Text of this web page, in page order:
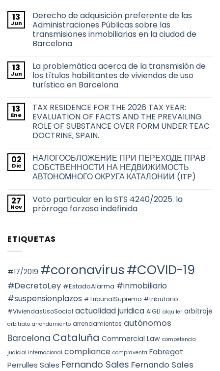
13
Jun
Derecho de adquisición preferente de las
Administraciones Públicas sobre las
transmisiones inmobiliarias en la ciudad de
Barcelona
comentarios
en
Derecho
de
de
las
Administraciones
Públicas
sobre
las
en
la
ciudad
de
Barcelona
13
Jun
La problemática acerca de la transmisión de
los títulos habilitantes de viviendas de uso
turístico en Barcelona
comentarios
en
La
problemática
acerca
de
de
los
títulos
habilitantes
de
uso
turístico
en
13
Ene
TAX RESIDENCE FOR THE 2026 TAX YEAR:
EVALUATION OF FACTS AND THE PREVAILING
ROLE OF SUBSTANCE OVER FORM UNDER TEAC
DOCTRINE, SPAIN.
comentarios
en
TAX
RESIDENCE
2026
TAX
YEAR:
EVALUATION
THE
SUBSTANCE
OVER
UNDER
DOCTRINE,
02
Dic
НАЛОГООБЛОЖЕНИЕ ПРИ ПЕРЕХОДЕ ПРАВ
СОБСТВЕННОСТИ НА НЕДВИЖИМОСТЬ
АВТОНОМНОГО ОКРУГА КАТАЛОНИИ (ITP)
comentarios
en
НАЛОГООБЛОЖЕНИЕ
СОБСТВЕННОСТИ
НА
КАТАЛОНИИ
(ITP)
27
Nov
Voto particular en la STS 4240/2025: la
prórroga forzosa indefinida
en
Voto
STS
4240/2025:
prórroga
forzosa
indefinida
ETIQUETAS
#17/2019 #coronavirus#COVID-19
#DecretoLey #EstadoAlarma #inmobiliario
#suspensionplazos #TribunalSupremo #tributario
#ViviendasUsoSocial actualidad juridica AIGLI alquiler arbitraje
arbitrato arrendamiento arrendamientos autónomos
Barcelona Cataluña Commercial Law competencia
judicial internacional compliance compraventa Fabregat
Perrulles Sales Fernando Sales Fernando Sales